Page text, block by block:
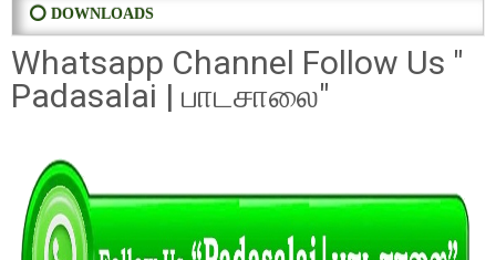
⭕ DOWNLOADS
Whatsapp Channel Follow Us "
Padasalai | பாடசாலை"